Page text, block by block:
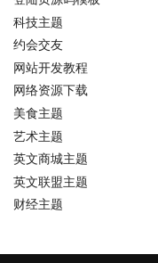
科技主题
约会交友
网站开发教程
网络资源下载
美食主题
艺术主题
英文商城主题
英文联盟主题
财经主题